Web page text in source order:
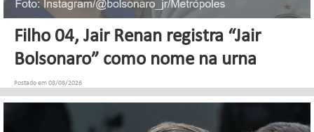
Filho 04, Jair Renan registra “Jair
Bolsonaro” como nome na urna
Postado em 08/08/2026